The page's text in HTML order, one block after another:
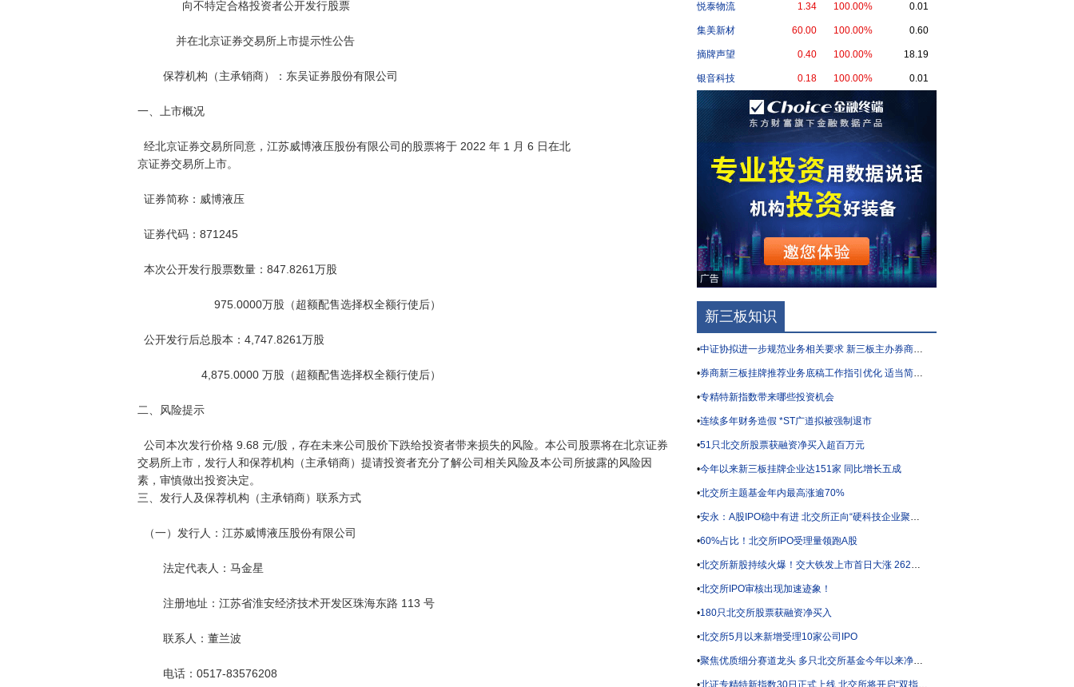
一、上市概况
京证券交易所上市。
二、风险提示
交易所上市，发行人和保荐机构（主承销商）提请投资者充分了解公司相关风险及本公司所披露的风险因
素，审慎做出投资决定。
三、发行人及保荐机构（主承销商）联系方式
悦泰物流 1.34 100.00% 0.01
集美新材 60.00 100.00% 0.60
摘牌声望 0.40 100.00% 18.19
银音科技 0.18 100.00% 0.01
新三板知识
•中证协拟进一步规范业务相关要求 新三板主办券商执业质量有望“再升级”
•券商新三板挂牌推荐业务底稿工作指引优化 适当简化部分要求
•专精特新指数带来哪些投资机会
•连续多年财务造假 *ST广道拟被强制退市
•51只北交所股票获融资净买入超百万元
•今年以来新三板挂牌企业达151家 同比增长五成
•北交所主题基金年内最高涨逾70%
•安永：A股IPO稳中有进 北交所正向“硬科技企业聚集地”加速转型
•60%占比！北交所IPO受理量领跑A股
•北交所新股持续火爆！交大铁发上市首日大涨 262%！
•北交所IPO审核出现加速迹象！
•180只北交所股票获融资净买入
•北交所5月以来新增受理10家公司IPO
•聚焦优质细分赛道龙头 多只北交所基金今年以来净值涨逾40%
•北证专精特新指数30日正式上线 北交所将开启“双指数”时代